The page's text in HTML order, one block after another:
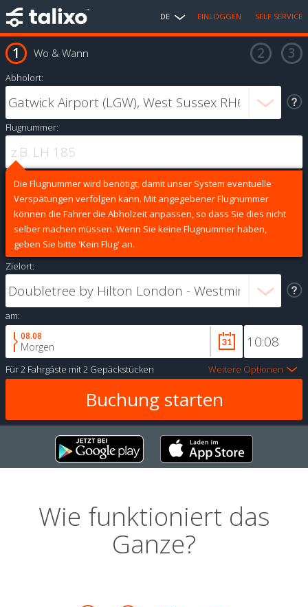
DE EINLOGGEN SELF SERVICE
Wo & Wann
Abholort:
Flugnummer:
Die Flugnummer wird benötigt, damit unser System eventuelle
Verspätungen verfolgen kann. Mit angegebener Flugnummer
können die Fahrer die Abholzeit anpassen, so dass Sie dies nicht
selber machen müssen. Wenn Sie keine Flugnummer haben,
geben Sie bitte 'Kein Flug' an.
Zielort:
am:
08.08
Morgen
Für2 Fahrgäste mit2 Gepäckstücken Weitere Optionen
Wie funktioniert das
Ganze?